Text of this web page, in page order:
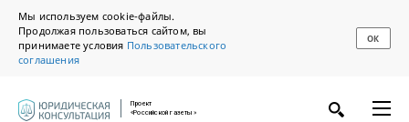
Мы используем cookie-файлы.
Продолжая пользоваться сайтом, вы
принимаете условия Пользовательского
соглашения
ОК
Проект
«Российской газеты»